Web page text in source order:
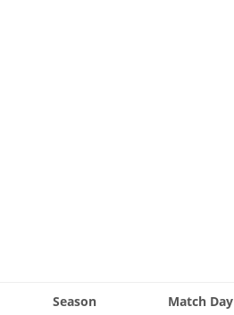
Season Match Day